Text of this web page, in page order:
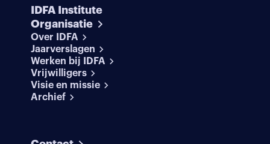
IDFA Institute
Organisatie
Over IDFA
Jaarverslagen
Werken bij IDFA
Vrijwilligers
Visie en missie
Archief